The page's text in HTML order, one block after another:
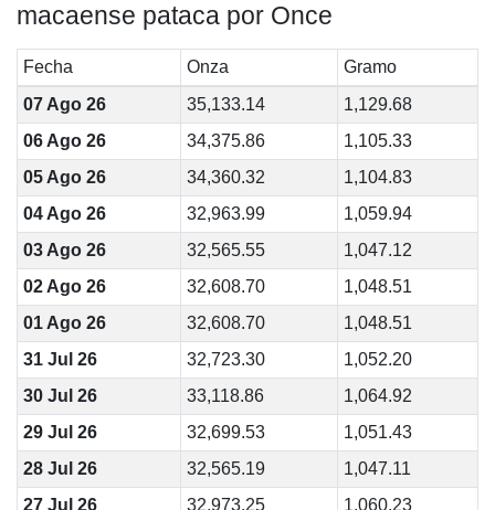
macaense pataca por Once
Fecha Onza
Gramo
07 Ago 26
35,133.14
1,129.68
06 Ago 26
34,375.86
1,105.33
05 Ago 26
34,360.32
1,104.83
04 Ago 26
32,963.99
1,059.94
03 Ago 26
32,565.55
1,047.12
02 Ago 26
32,608.70
1,048.51
01 Ago 26
32,608.70
1,048.51
31 Jul 26
32,723.30
1,052.20
30 Jul 26
33,118.86
1,064.92
29 Jul 26
32,699.53
1,051.43
28 Jul 26
32,565.19
1,047.11
27 Jul 26
32,973.25
1,060.23